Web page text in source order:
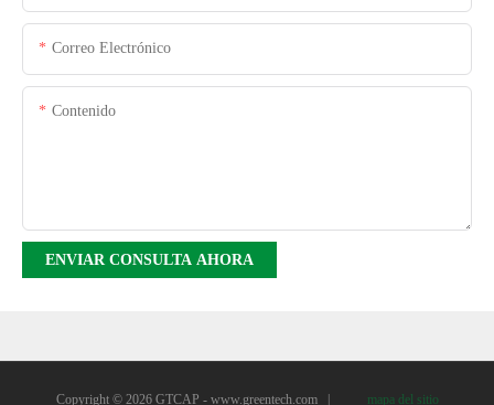
Correo Electrónico
Contenido
ENVIAR CONSULTA AHORA
Copyright © 2026 GTCAP - www.greentech.com | mapa del sitio